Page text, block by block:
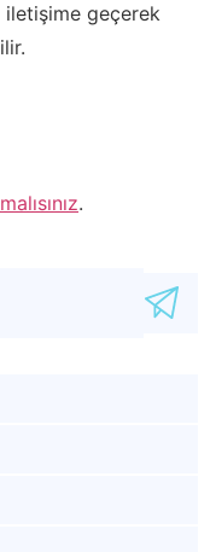
iletişime geçerek
.